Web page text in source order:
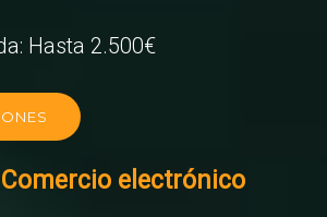
Hasta 2.500€
Comercio electrónico